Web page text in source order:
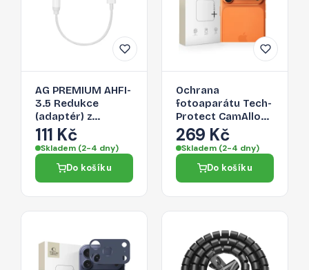
AG PREMIUM AHFI-
3.5 Redukce
(adaptér) z
Lightning na 3,5
Jack, bílá
111 Kč
Skladem (2-4 dny)
Do košíku
Ochrana
fotoaparátu Tech-
Protect CamAlloy
Fit+ pro iPhone 17
Pro Max – Cosmic
Orange
269 Kč
Skladem (2-4 dny)
Do košíku